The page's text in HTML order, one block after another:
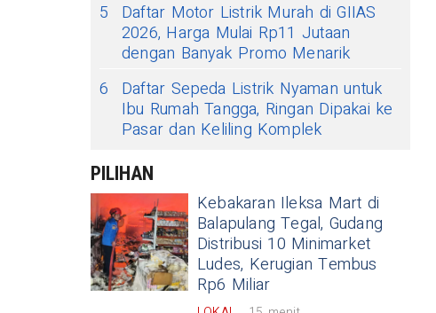
5
Daftar Motor Listrik Murah di GIIAS
2026, Harga Mulai Rp11 Jutaan
dengan Banyak Promo Menarik
6
Daftar Sepeda Listrik Nyaman untuk
Ibu Rumah Tangga, Ringan Dipakai ke
Pasar dan Keliling Komplek
PILIHAN
Kebakaran Ileksa Mart di
Balapulang Tegal, Gudang
Distribusi 10 Minimarket
Ludes, Kerugian Tembus
Rp6 Miliar